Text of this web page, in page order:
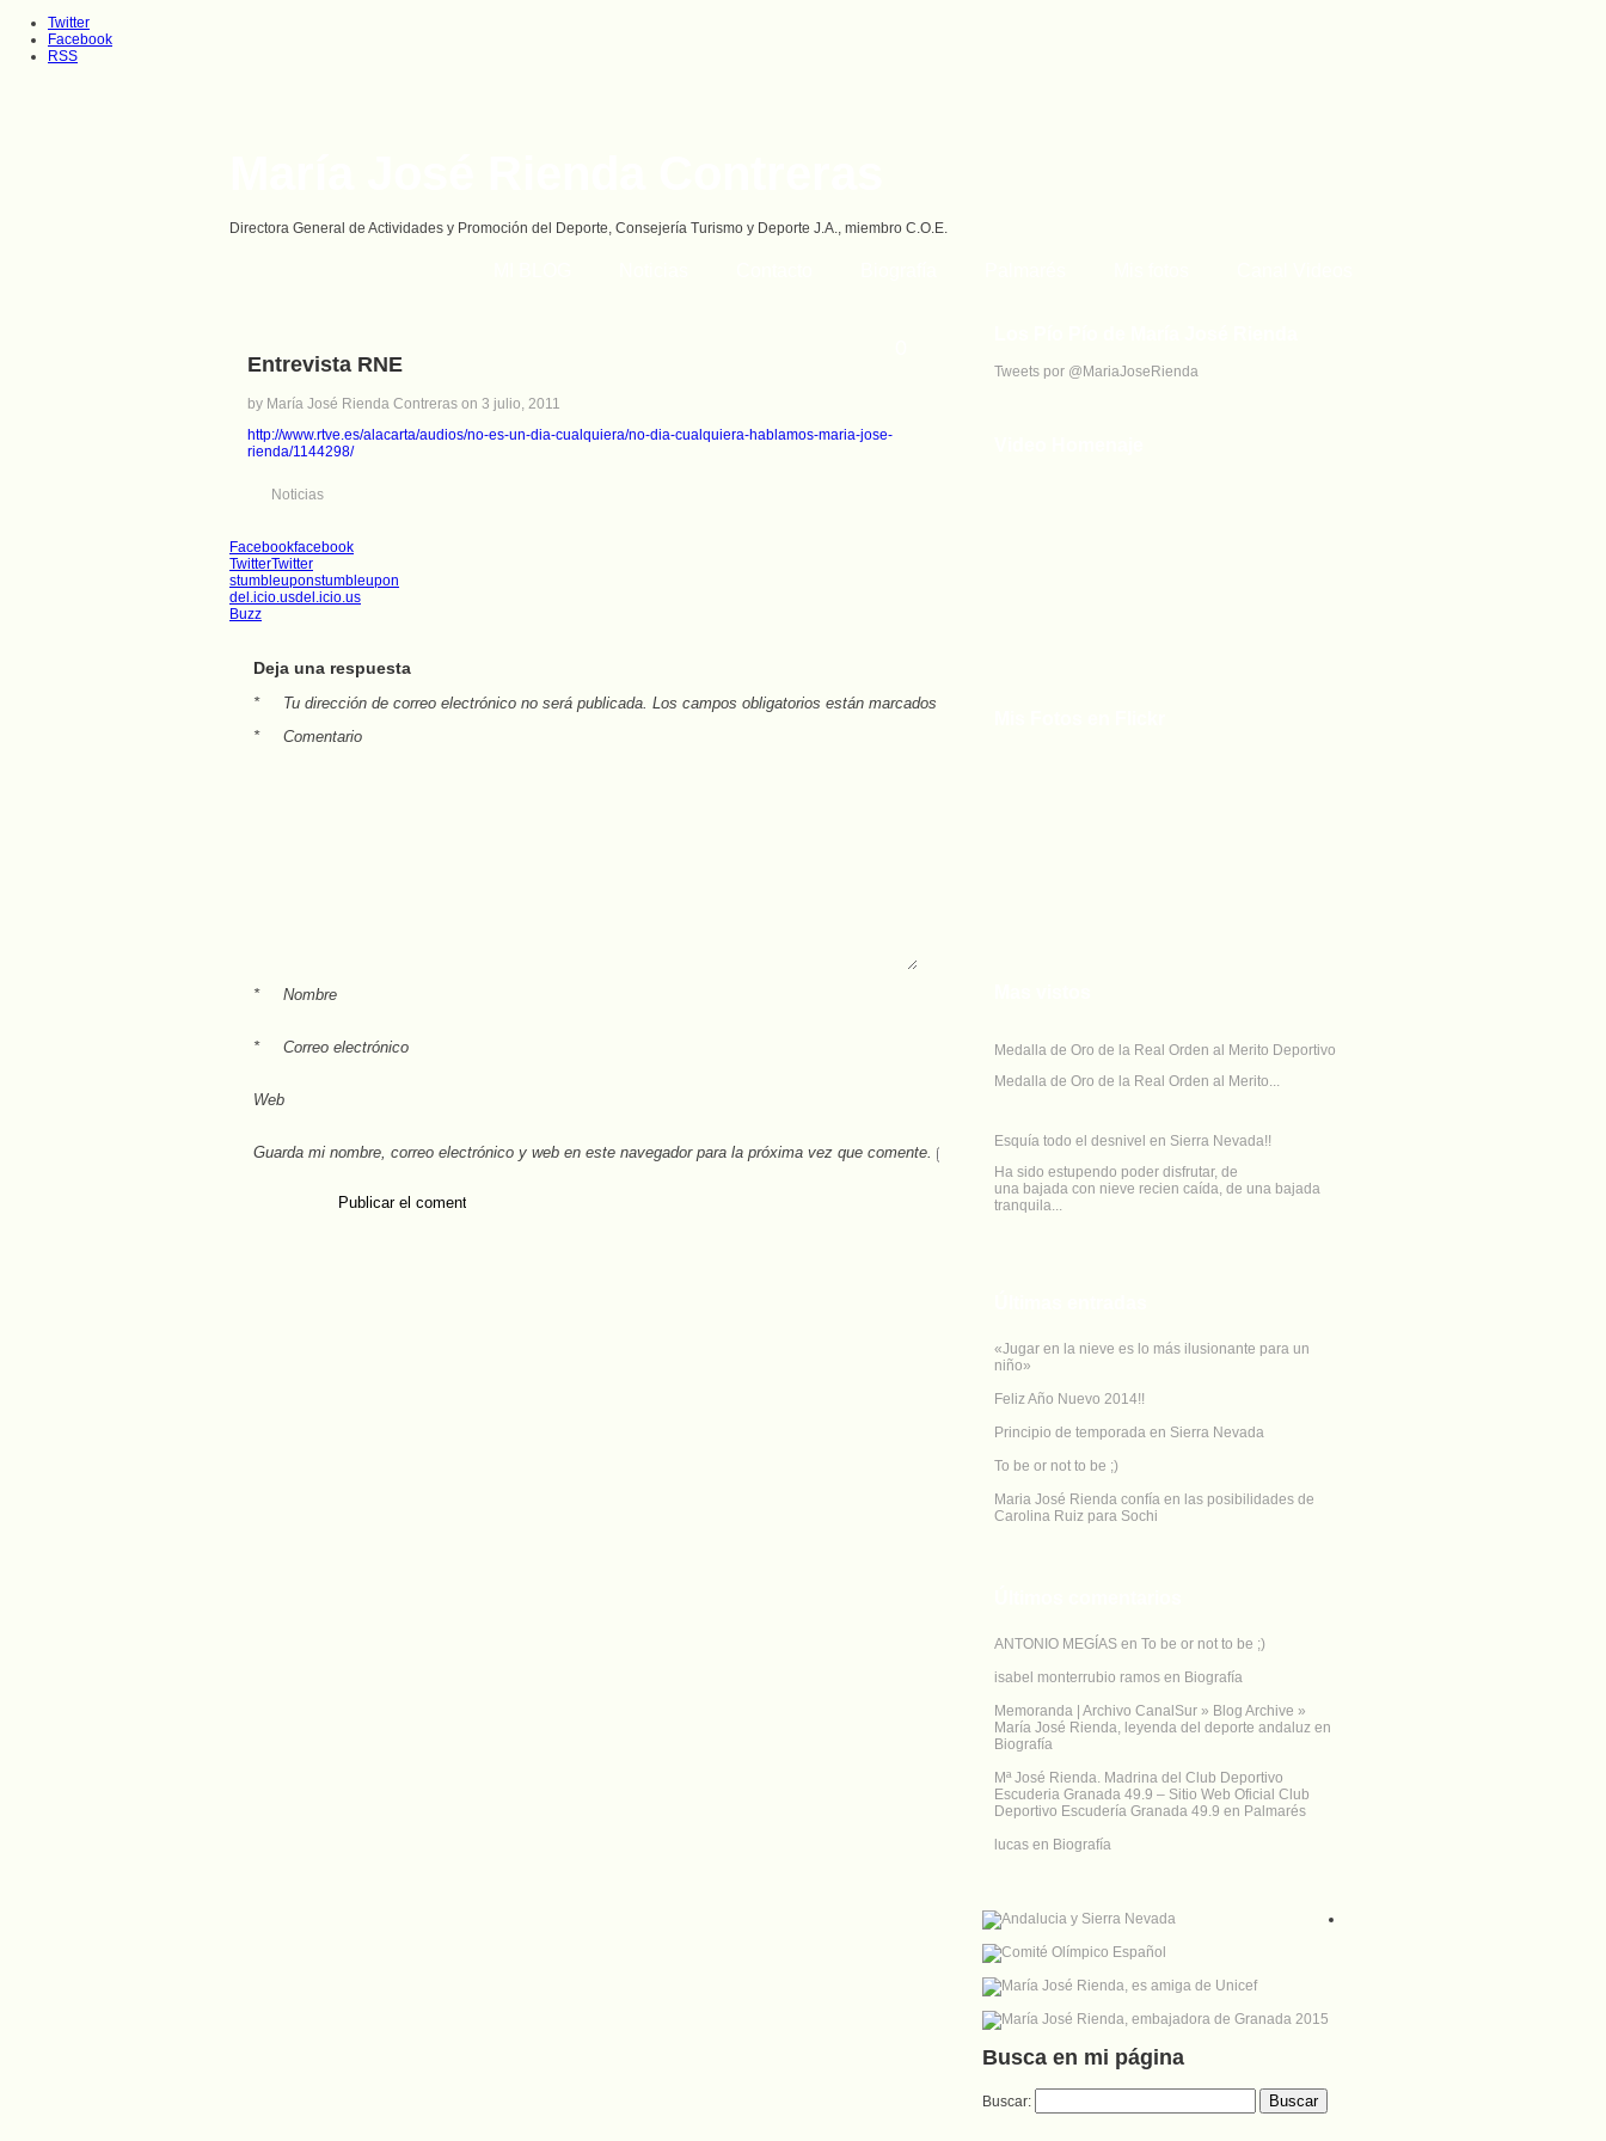
Twitter
Facebook
RSS
Directora General de Actividades y Promoción del Deporte, Consejería Turismo y Deporte J.A., miembro C.O.E.
Entrevista RNE
by María José Rienda Contreras on 3 julio, 2011
http://www.rtve.es/alacarta/audios/no-es-un-dia-cualquiera/no-dia-cualquiera-hablamos-maria-jose-
rienda/1144298/
Noticias
Facebookfacebook
TwitterTwitter
stumbleuponstumbleupon
del.icio.usdel.icio.us
Buzz
Deja una respuesta
Tu dirección de correo electrónico no será publicada. Los campos obligatorios están marcados con
*
Comentario
*
Nombre
*
Correo electrónico
*
Web
Guarda mi nombre, correo electrónico y web en este navegador para la próxima vez que comente.
Tweets por @MariaJoseRienda
Medalla de Oro de la Real Orden al Merito Deportivo
Medalla de Oro de la Real Orden al Merito...
Esquía todo el desnivel en Sierra Nevada!!
Ha sido estupendo poder disfrutar, de
una bajada con nieve recien caída, de una bajada
tranquila...
«Jugar en la nieve es lo más ilusionante para un
niño»
Feliz Año Nuevo 2014!!
Principio de temporada en Sierra Nevada
To be or not to be ;)
Maria José Rienda confía en las posibilidades de
Carolina Ruiz para Sochi
ANTONIO MEGÍAS en To be or not to be ;)
isabel monterrubio ramos en Biografía
Memoranda | Archivo CanalSur » Blog Archive »
María José Rienda, leyenda del deporte andaluz en
Biografía
Mª José Rienda. Madrina del Club Deportivo
Escuderia Granada 49.9 – Sitio Web Oficial Club
Deportivo Escudería Granada 49.9 en Palmarés
lucas en Biografía
Busca en mi página
Buscar: